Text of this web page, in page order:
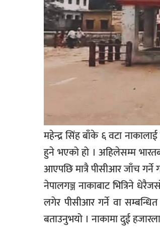
महेन्द्र सिंह बाँके ६ वटा
हुने भएको हो । अहिलेसम्म
आएपछि मात्रै पीसीआर जाँच गर्ने
नेपालगञ्ज नाकाबाट भित्रिने
लगेर पीसीआर गर्ने वा
बताउनुभयो । नाकामा दुई